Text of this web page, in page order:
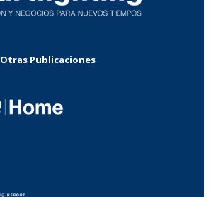
Otras Publicaciones